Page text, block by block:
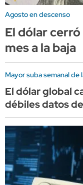
Agosto en descenso
El dólar
mes a la baja
Mayor suba semanal de
El dólar global
débiles datos